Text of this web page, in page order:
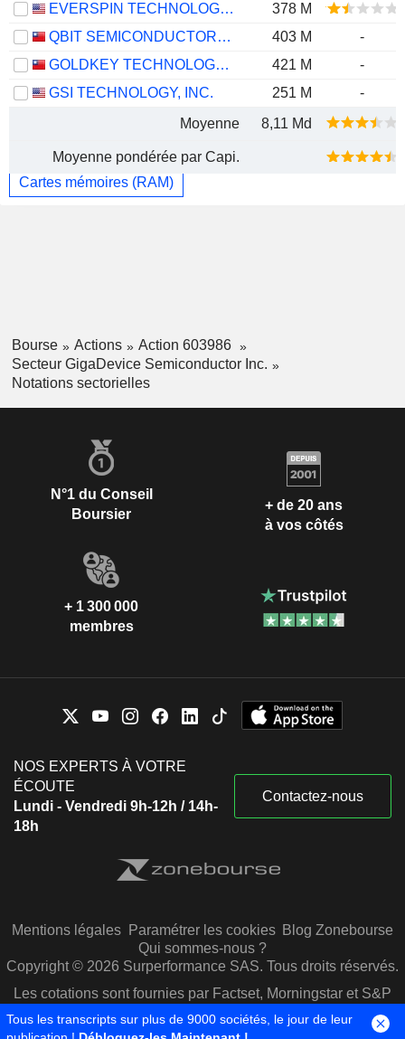
EVERSPIN TECHNOLOGIES, INC.
378 M
QBIT SEMICONDUCTOR LTD.
403 M
-
GOLDKEY TECHNOLOGY CORPORATION
421 M
-
GSI TECHNOLOGY, INC.
251 M
-
Moyenne
8,11 Md
Moyenne pondérée par Capi.
Cartes mémoires (RAM)
Bourse Actions
Action 603986
Secteur GigaDevice Semiconductor Inc.
Notations sectorielles
N°1 du Conseil
Boursier
+ de 20 ans
à vos côtés
+ 1 300 000
membres
NOS EXPERTS À VOTRE
ÉCOUTE
Lundi - Vendredi 9h-12h / 14h-
18h
Contactez-nous
Mentions légales Paramétrer les cookies Blog Zonebourse
Qui sommes-nous ?
Copyright © 2026 Surperformance SAS. Tous droits réservés.
Les cotations sont fournies par Factset, Morningstar et S&P
Capital IQ
Tous les transcripts sur plus de 9000 sociétés, le jour de leur